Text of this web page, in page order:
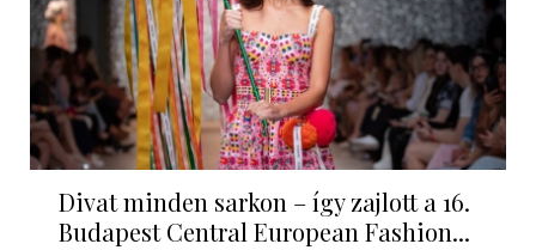
Divat minden sarkon – így zajlott a 16.
Budapest Central European Fashion...